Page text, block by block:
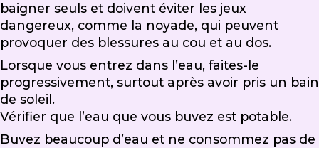
baigner seuls et doivent éviter les jeux
dangereux, comme la noyade, qui peuvent
provoquer des blessures au cou et au dos.
Lorsque vous entrez dans l’eau, faites-le
progressivement, surtout après avoir pris un bain
de soleil.
Vérifier que l’eau que vous buvez est potable.
Buvez beaucoup d’eau et ne consommez pas de